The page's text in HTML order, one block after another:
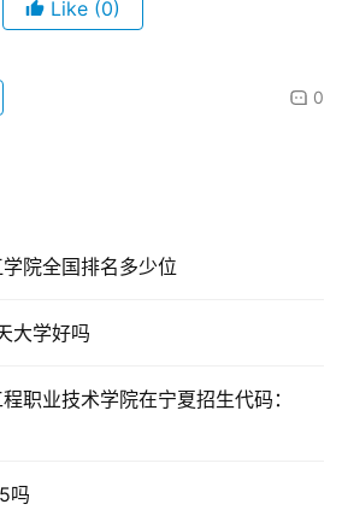
Like (0)
0
院全国排名多少位
大学好吗
职业技术学院在宁夏招生代码：
吗